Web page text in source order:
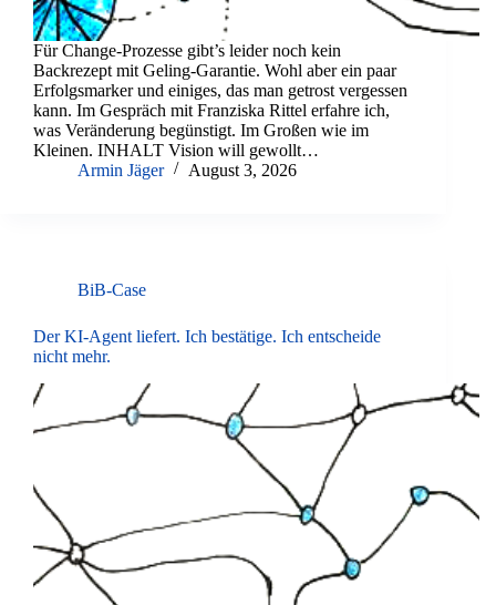
Für Change-Prozesse gibt’s leider noch kein
Backrezept mit Geling-Garantie. Wohl aber ein paar
Erfolgsmarker und einiges, das man getrost vergessen
kann. Im Gespräch mit Franziska Rittel erfahre ich,
was Veränderung begünstigt. Im Großen wie im
Kleinen. INHALT Vision will gewollt…
Armin Jäger
August 3, 2026
BiB-Case
Der KI-Agent liefert. Ich bestätige. Ich entscheide
nicht mehr.